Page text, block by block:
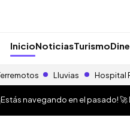
InicioNoticiasTurismo
Lluvias Hospital
navegando en el pasado!